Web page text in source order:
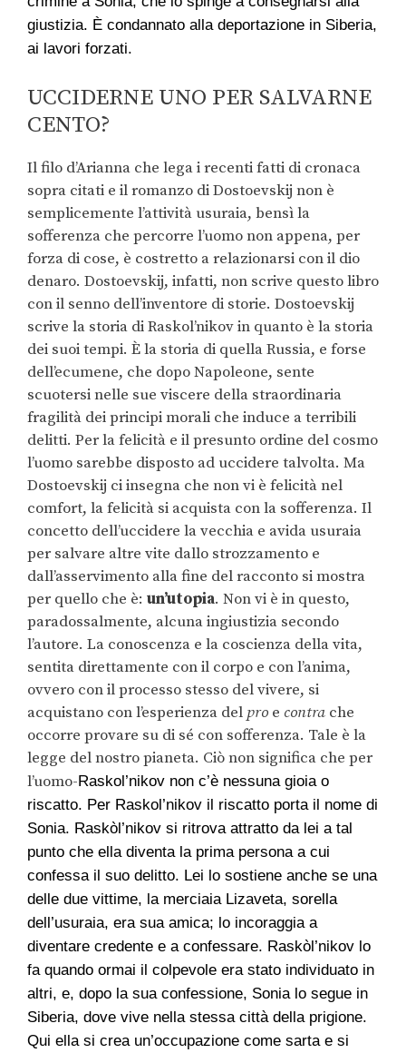
giustizia. È condannato alla deportazione in Siberia,
ai lavori forzati.
UCCIDERNE UNO PER SALVARNE
CENTO?
Il filo d’Arianna che lega i recenti fatti di cronaca
sopra citati e il romanzo di Dostoevskij non è
semplicemente l’attività usuraia, bensì la
sofferenza che percorre l’uomo non appena, per
forza di cose, è costretto a relazionarsi con il dio
denaro. Dostoevskij, infatti, non scrive questo libro
con il senno dell’inventore di storie. Dostoevskij
scrive la storia di Raskol’nikov in quanto è la storia
dei suoi tempi. È la storia di quella Russia, e forse
dell’ecumene, che dopo Napoleone, sente
scuotersi nelle sue viscere della straordinaria
fragilità dei principi morali che induce a terribili
delitti. Per la felicità e il presunto ordine del cosmo
l’uomo sarebbe disposto ad uccidere talvolta. Ma
Dostoevskij ci insegna che non vi è felicità nel
comfort, la felicità si acquista con la sofferenza. Il
concetto dell’uccidere la vecchia e avida usuraia
per salvare altre vite dallo strozzamento e
dall’asservimento alla fine del racconto si mostra
per quello che è: un’utopia. Non vi è in questo,
paradossalmente, alcuna ingiustizia secondo
l’autore. La conoscenza e la coscienza della vita,
sentita direttamente con il corpo e con l’anima,
ovvero con il processo stesso del vivere, si
acquistano con l’esperienza del pro e contra che
occorre provare su di sé con sofferenza. Tale è la
legge del nostro pianeta. Ciò non significa che per
l’uomo-Raskol’nikov non c’è nessuna gioia o
riscatto. Per Raskol’nikov il riscatto porta il nome di
Sonia. Raskòl’nikov si ritrova attratto da lei a tal
punto che ella diventa la prima persona a cui
confessa il suo delitto. Lei lo sostiene anche se una
delle due vittime, la merciaia Lizaveta, sorella
dell’usuraia, era sua amica; lo incoraggia a
diventare credente e a confessare. Raskòl’nikov lo
fa quando ormai il colpevole era stato individuato in
altri, e, dopo la sua confessione, Sonia lo segue in
Siberia, dove vive nella stessa città della prigione.
Qui ella si crea un’occupazione come sarta e si